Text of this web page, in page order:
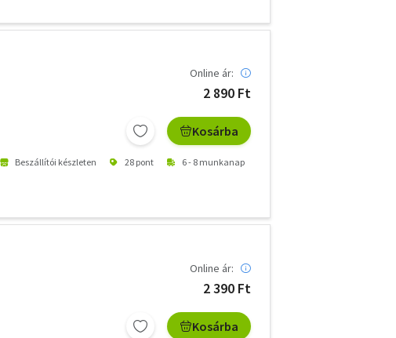
Online ár:
2 890 Ft
Kosárba
Beszállítói készleten 28 pont 6 - 8 munkanap
Online ár:
2 390 Ft
Kosárba